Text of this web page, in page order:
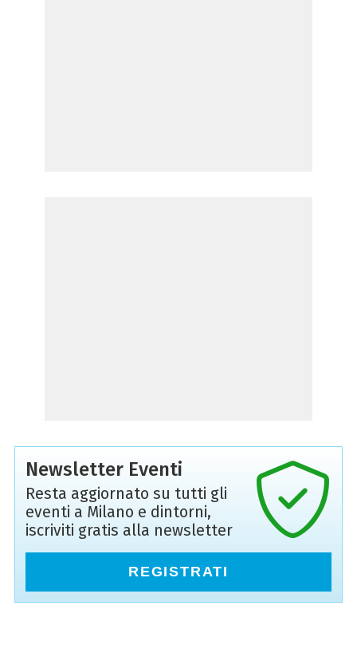
Newsletter Eventi
Resta aggiornato su tutti gli
eventi a Milano e dintorni,
iscriviti gratis alla newsletter
REGISTRATI